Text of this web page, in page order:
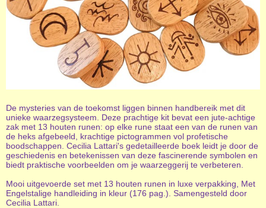
De mysteries van de toekomst liggen binnen handbereik met dit
unieke waarzegsysteem. Deze prachtige kit bevat een jute-achtige
zak met 13 houten runen: op elke rune staat een van de runen van
de heks afgebeeld, krachtige pictogrammen vol profetische
boodschappen. Cecilia Lattari's gedetailleerde boek leidt je door de
geschiedenis en betekenissen van deze fascinerende symbolen en
biedt praktische voorbeelden om je waarzeggerij te verbeteren.
Mooi uitgevoerde set met 13 houten runen in luxe verpakking, Met
Engelstalige handleiding in kleur (176 pag.). Samengesteld door
Cecilia Lattari.